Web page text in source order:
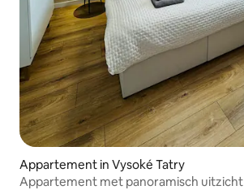
Appartement in Vysoké Tatry
Appartement met panoramisch uitzicht